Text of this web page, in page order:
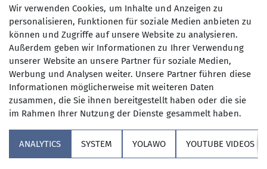
anderen Wochentagen in freier Natur
unterwegs sind.
Wer kann sich das wochentags
leisten?
Nun, alle die aus dem Berufsleben
ausgeschieden sind oder sonst über
ihre Zeit frei verfügen können und
körperlich in guter Verfassung sind.
Neben anspruchvollen Bergtouren
(bis ca. 1400 Höhenmeter) stehen
auch leichtere Berg- und
Anmeldung ab / bis
01.11.2025 / 18.01.2026
Maximale Teilnehmeranzahl
3
Wir verwenden Cookies, um Inhalte und Anzeigen zu
personalisieren, Funktionen für soziale Medien anbieten zu
können und Zugriffe auf unsere Website zu analysieren.
Außerdem geben wir Informationen zu Ihrer Verwendung
unserer Website an unsere Partner für soziale Medien,
Werbung und Analysen weiter. Unsere Partner führen diese
Informationen möglicherweise mit weiteren Daten
zusammen, die Sie ihnen bereitgestellt haben oder die sie
im Rahmen Ihrer Nutzung der Dienste gesammelt haben.
ANALYTICS SYSTEM YOLAWO YOUTUBE VIDEOS